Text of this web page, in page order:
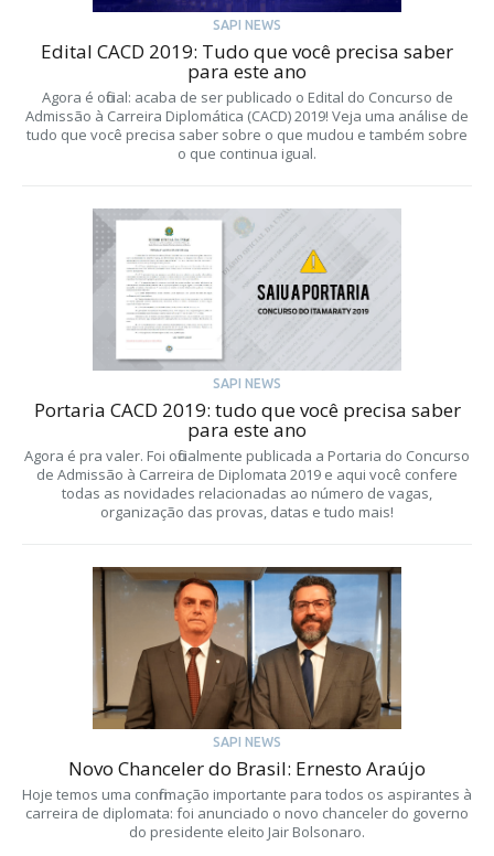
SAPI NEWS
Edital CACD 2019: Tudo que você precisa saber
para este ano
Agora é oficial: acaba de ser publicado o Edital do Concurso de
Admissão à Carreira Diplomática (CACD) 2019! Veja uma análise de
tudo que você precisa saber sobre o que mudou e também sobre
o que continua igual.
SAPI NEWS
Portaria CACD 2019: tudo que você precisa saber
para este ano
Agora é pra valer. Foi oficialmente publicada a Portaria do Concurso
de Admissão à Carreira de Diplomata 2019 e aqui você confere
todas as novidades relacionadas ao número de vagas,
organização das provas, datas e tudo mais!
SAPI NEWS
Novo Chanceler do Brasil: Ernesto Araújo
Hoje temos uma confirmação importante para todos os aspirantes à
carreira de diplomata: foi anunciado o novo chanceler do governo
do presidente eleito Jair Bolsonaro.